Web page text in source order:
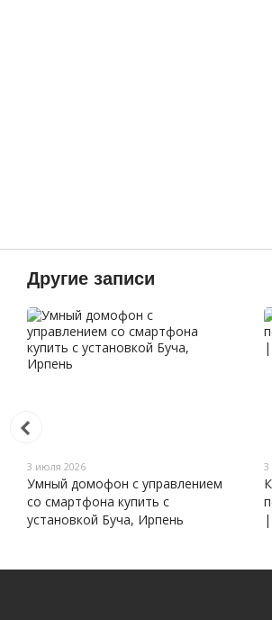
Другие записи
3 июля 2026
Умный домофон с управлением
со смартфона купить с
установкой Буча, Ирпень
3